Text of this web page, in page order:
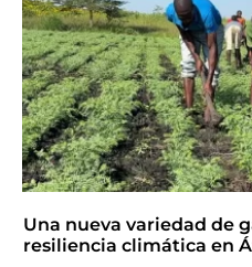
Una nueva variedad de
resiliencia climática en